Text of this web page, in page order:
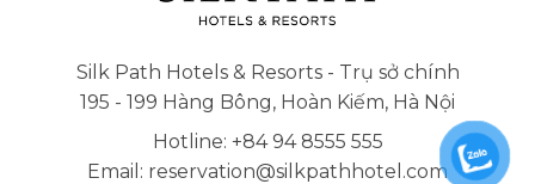
Silk Path Hotels & Resorts - Trụ sở chính
195 - 199 Hàng Bông, Hoàn Kiếm, Hà Nội
Hotline: +84 94 8555 555
Email: reservation@silkpathhotel.com